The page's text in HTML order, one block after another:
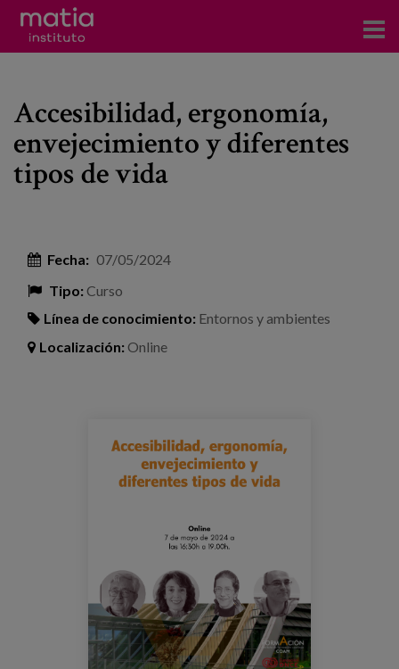
Investigación
Publicaciones
Participación en foros
Formación
Eventos
Trabaja con nosotros
Accesibilidad, ergonomía,
envejecimiento y diferentes
tipos de vida
Fecha: 07/05/2024
Tipo:Curso
Línea de conocimiento: Entornos y ambientes
Localización:Online